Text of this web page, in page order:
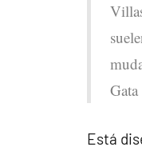
Está